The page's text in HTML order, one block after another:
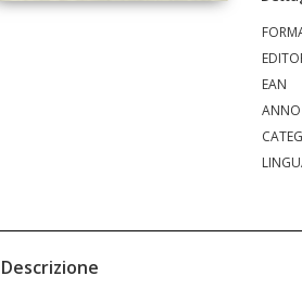
EAN
Descrizione